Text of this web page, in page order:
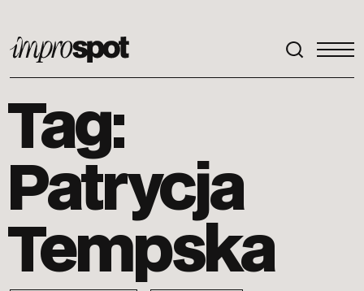
ImproSpot
Tag:
Patrycja
Tempska